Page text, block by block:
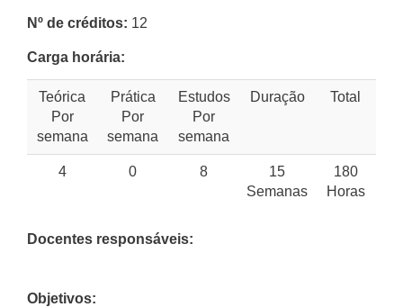
Nº de créditos: 12
Carga horária:
Teórica
Por
semana
Prática
Por
semana
Estudos
Por
semana
Duração Total
4 0 8
15
Semanas
180
Horas
Docentes responsáveis:
Objetivos: